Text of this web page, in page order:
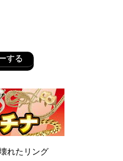
する
れたリング